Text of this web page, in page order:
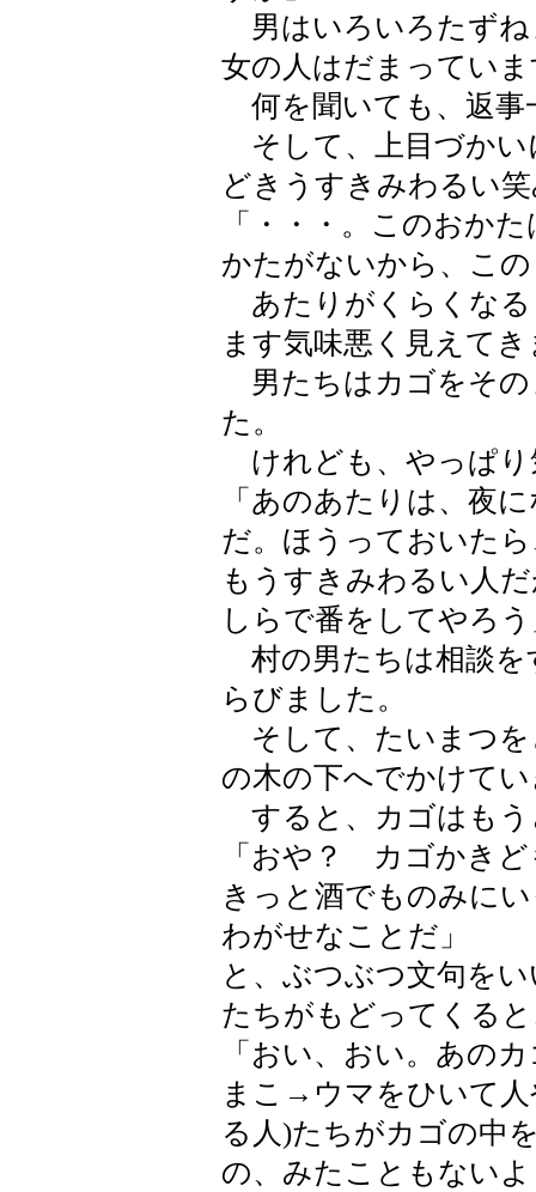
男はいろいろたずね
女の人はだまってい
何を聞いても、返事
そして、上目づかい
どきうすきみわるい
「・・・。このおか
かたがないから、こ
あたりがくらくなる
ます気味悪く見えて
男たちはカゴをその
た。
けれども、やっぱり
「あのあたりは、夜
だ。ほうっておいた
もうすきみわるい人
しらで番をしてやろ
村の男たちは相談を
らびました。
そして、たいまつを
の木の下へでかけて
すると、カゴはもう
「おや？ カゴかき
きっと酒でものみに
わがせなことだ」
と、ぶつぶつ文句を
たちがもどってくる
「おい、おい。あの
まこ→ウマをひいて
る人)たちがカゴの中
の、みたこともない